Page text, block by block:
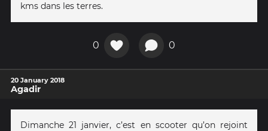
kms dans les terres.
0 0
20 January 2018
Agadir
Dimanche 21 janvier, c’est en scooter qu’on rejoint